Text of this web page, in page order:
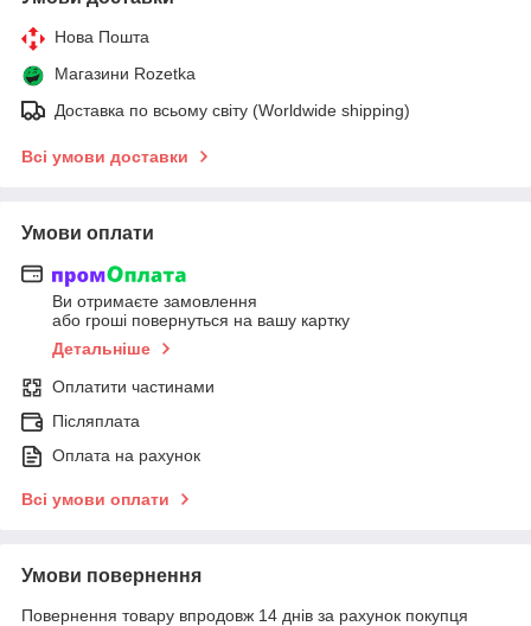
Нова Пошта
Магазини Rozetka
Доставка по всьому світу (Worldwide shipping)
Всі умови доставки
Умови оплати
Ви отримаєте замовлення
або гроші повернуться на вашу картку
Детальніше
Оплатити частинами
Післяплата
Оплата на рахунок
Всі умови оплати
Умови повернення
Повернення товару впродовж 14 днів за рахунок покупця